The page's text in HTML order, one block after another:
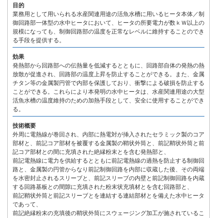
目的
業務用として用いられる水産関連用途の活魚水槽に用いるヒータ本体／制
御回路部一体型の水中ヒータにおいて、ヒータの所要電力が数ｋＷ以上の
規模になっても、制御回路部の温度を正常なレベルに維持することのでき
る手段を提供する。
効果
発熱部から回路部への伝熱量を低減するとともに、回路部自体の発熱の熱
放散が促進され、回路部の温度上昇を防止することができる。また、金属
チタン等の金属製円管で内部を保護しており、衝撃による破損を防止する
ことができる。これらにより本発明の水中ヒータは、水産関連用途の大型
活魚水槽の温度維持のための加熱手段として、安全に使用することができ
る。
技術概要
外周に電熱線が巻回され、内部に熱電対が挿入されたセラミック製のコア
部材と、前記コア部材を被覆する金属製の鞘状外筒と、前記鞘状外筒と前
記コア部材との間に充填された絶縁粉末とを含む発熱部と、
前記電熱線に電力を供給するとともに前記電熱線の過熱を防止する制御回
路と、金属製の円管からなり前記制御回路を内部に収蔵した後、その両端
を水密封止されるスリーブと、前記スリーブの内壁と前記制御回路を内蔵
する回路基板との間隙に充填された粉末状充填材とを含む回路部と、
前記鞘状外筒と前記スリーブとを連結する連結部材とを備えた水中ヒータ
であって、
前記絶縁粉末の充填後の鞘状外筒にスウェージング加工が施されているこ